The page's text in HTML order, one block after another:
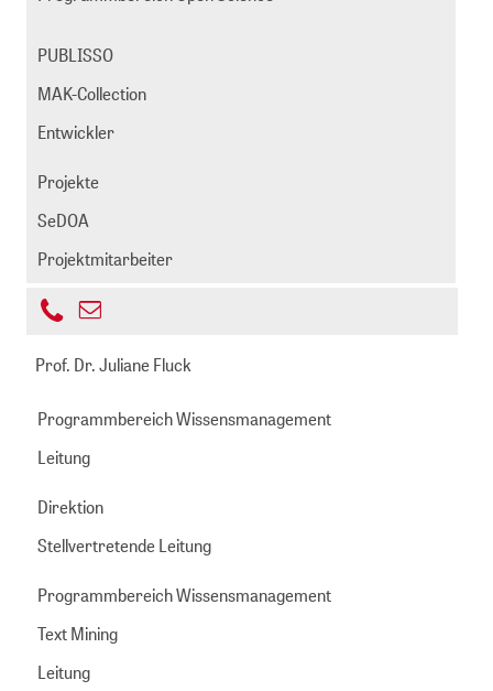
PUBLISSO
MAK-Collection
Entwickler
Projekte
SeDOA
Projektmitarbeiter
+49
999892
-
639
senden
Prof. Dr. Juliane Fluck
Programmbereich Wissensmanagement
Leitung
Direktion
Stellvertretende Leitung
Programmbereich Wissensmanagement
Text Mining
Leitung